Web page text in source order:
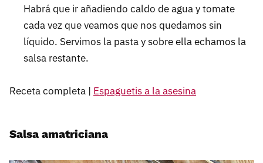
Habrá que ir añadiendo caldo de agua y tomate
cada vez que veamos que nos quedamos sin
líquido. Servimos la pasta y sobre ella echamos la
salsa restante.
Receta completa | Espaguetis a la asesina
Salsa amatriciana